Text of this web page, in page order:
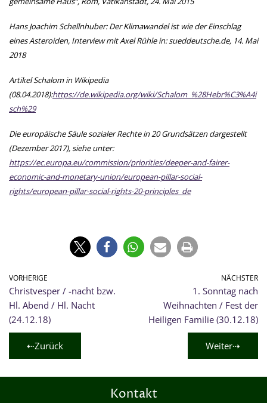
Hans Joachim Schellnhuber: Der Klimawandel ist wie der Einschlag
eines Asteroiden, Interview mit Axel Rühle in: sueddeutsche.de, 14. Mai
2018
Artikel Schalom in Wikipedia
(08.04.2018):https://de.wikipedia.org/wiki/Schalom_%28Hebr%C3%A4i
sch%29
Die europäische Säule sozialer Rechte in 20 Grundsätzen dargestellt
(Dezember 2017), siehe unter:
https://ec.europa.eu/commission/priorities/deeper-and-fairer-
economic-and-monetary-union/european-pillar-social-
rights/european-pillar-social-rights-20-principles_de
VORHERIGE
Christvesper / -nacht bzw.
Hl. Abend / Hl. Nacht
(24.12.18)
NÄCHSTER
1. Sonntag nach
Weihnachten / Fest der
Heiligen Familie (30.12.18)
⇠Zurück Weiter⇢
Kontakt